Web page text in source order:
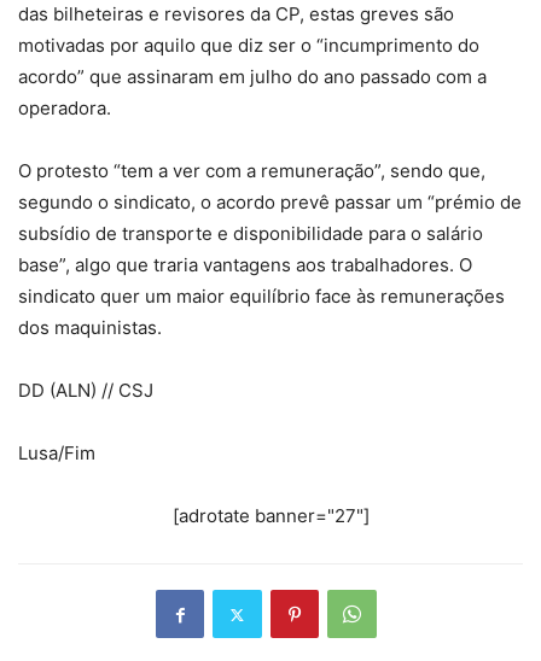
das bilheteiras e revisores da CP, estas greves são
motivadas por aquilo que diz ser o “incumprimento do
acordo” que assinaram em julho do ano passado com a
operadora.
O protesto “tem a ver com a remuneração”, sendo que,
segundo o sindicato, o acordo prevê passar um “prémio de
subsídio de transporte e disponibilidade para o salário
base”, algo que traria vantagens aos trabalhadores. O
sindicato quer um maior equilíbrio face às remunerações
dos maquinistas.
DD (ALN) // CSJ
Lusa/Fim
[adrotate banner="27"]